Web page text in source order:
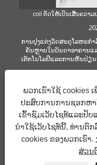
coil ຕັດໃຫ້ເປັນເສັ້ນຄວາມ
ການປຸງແຕ່ງວັດສະດຸໂລຫະກໍ
ຄັນຫຼາຍໃນບັນດາອາຄານ
ເຕັກໂນໂລຢີແລະການຫັນປ່ຽ
ຕ້ອງການດ້ານຄຸນນະພາບ. ເ
ບໍ່ພຽງພໍທີ່ຈະຕອບສະຫນອງ
ສະໄຫມ, ໂດຍສະເພາະໃນ
ປະສິດທິພາບສູງ. ເພາະສະນັ້
ໄດ້ເກີດຂື້ນເປັນ
ສະຫງວນລິຂະສິດ © GUANGZHOU
ຕັດທໍ່, ຕັດທໍ່ເສັ້ນໃຫ້ຍາວ, ຕັດໂລຫ
ພວກເຮົາໃຊ້ cookies
ປະສົບການການຊອກຫາ
ເຂົ້າຊົມເວັບໄຊທ໌ແລະປັບ
ນໍາໃຊ້ເວັບໄຊທ໌ນີ້, ທ່ານຕົ
cookies ຂອງພວກເຮົາ.
ສ່ວນ